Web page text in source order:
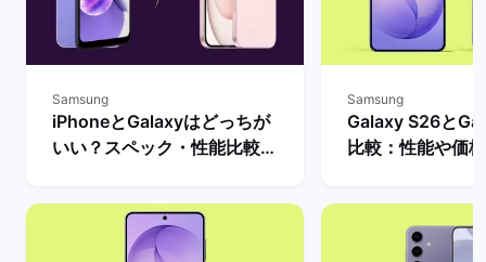
Samsung
iPhoneとGalaxyはどっちが
いい？スペック・性能比較や
ルを解説！
Samsung
Galaxy S26と
比較：性能や価